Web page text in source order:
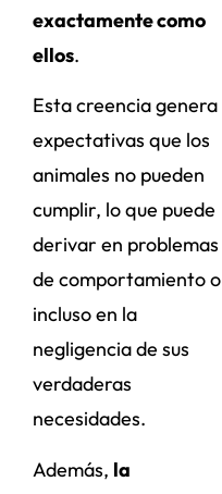
exactamente como
ellos.
Esta creencia genera
expectativas que los
animales no pueden
cumplir, lo que puede
derivar en problemas
de comportamiento o
incluso en la
negligencia de sus
verdaderas
necesidades.
Además, la